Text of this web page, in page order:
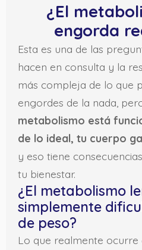
¿El
engorda
Esta es una de las
hacen en consulta y la
más compleja de lo que
engordes de la nada,
metabolismo está
de lo ideal, tu cuerpo
y eso tiene
tu bienestar.
¿El metabolismo
simplemente
de peso?
Lo que realmente ocurre